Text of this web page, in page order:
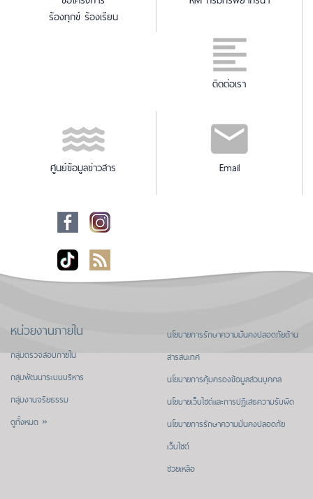
ร้องทุกข์ ร้องเรียน
ติดต่อเรา
ศูนย์ข้อมูลข่าวสาร Email
หน่วยงานภายใน
กลุ่มตรวจสอบภายใน
กลุ่มพัฒนาระบบบริหาร
กลุ่มงานจริยธรรม
ดูทั้งหมด »
นโยบายการรักษาความมั่นคงปลอดภัยด้าน
สารสนเทศ
นโยบายการคุ้มครองข้อมูลส่วนบุคคล
นโยบายเว็บไซต์และการปฏิเสธความรับผิด
นโยบายการรักษาความมั่นคงปลอดภัย
เว็บไซต์
ช่วยเหลือ